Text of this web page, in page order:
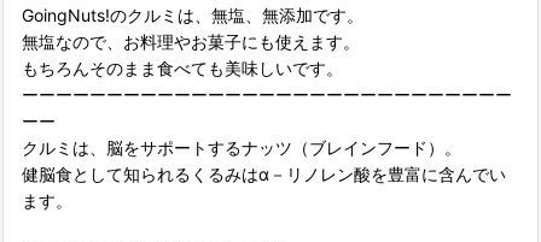
GoingNuts!のクルミは、無塩、無添加です。
無塩なので、お料理やお菓子にも使えます。
もちろんそのまま食べても美味しいです。
ーーーーーーーーーーーーーーーーーーーーーーーーーーーーー
ーー
クルミは、脳をサポートするナッツ（ブレインフード）。
健脳食として知られるくるみはα－リノレン酸を豊富に含んでい
ます。